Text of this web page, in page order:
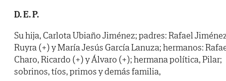
D. E. P.
Su hija, Carlota Ubiaño Jiménez; padres: Rafael
Ruyra (+) y María Jesús García Lanuza; hermanos:
Charo, Ricardo (+) y Álvaro (+); hermana política, Pilar;
sobrinos, tíos, primos y demás familia,